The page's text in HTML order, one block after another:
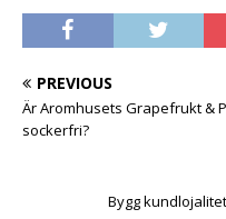
PREVIOUS
Är Aromhusets Grapefrukt &
sockerfri?
Bygg